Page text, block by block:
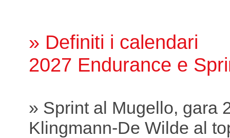
» Definiti i calendari
2027 Endurance e
» Sprint al Mugello, gara
Klingmann-De Wilde al